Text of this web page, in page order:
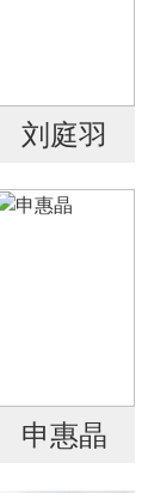
刘庭羽
申惠晶